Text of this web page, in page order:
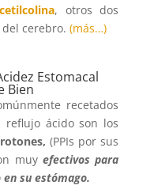
, otros dos
cerebro. (más…)
Estomacal
Bien
recetados
ácido son los
(PPIs por sus
muy efectivos para
su estómago.